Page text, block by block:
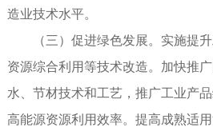
造业技术水平。
（三）促进绿色发展。实施提升
资源综合利用等技术改造。加快推
水、节材技术和工艺，推广工业产
高能源资源利用效率。提高成熟适